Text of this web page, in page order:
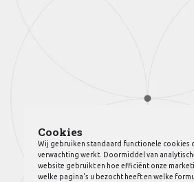
Cookies
Wij gebruiken standaard functionele cookies
verwachting werkt. Doormiddel van
website gebruikt en hoe efficiënt onze
welke pagina's u bezocht heeft en welke